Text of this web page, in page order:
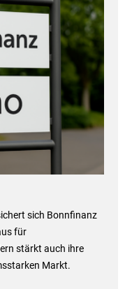
sich Bonnfinanz
für
stärkt auch ihre
Markt.